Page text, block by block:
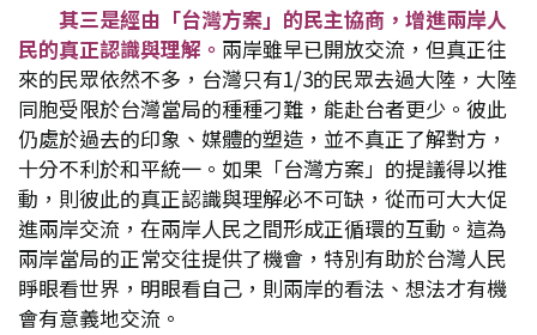
其三是經由「台灣方案」的民主協商，增進兩岸人
民的真正認識與理解。 兩岸雖早已開放交流，但真正往
來的民眾依然不多，台灣只有1/3的民眾去過大陸，大陸
同胞受限於台灣當局的種種刁難，能赴台者更少。彼此
仍處於過去的印象、媒體的塑造，並不真正了解對方，
十分不利於和平統一。如果「台灣方案」的提議得以推
動，則彼此的真正認識與理解必不可缺，從而可大大促
進兩岸交流，在兩岸人民之間形成正循環的互動。這為
兩岸當局的正常交往提供了機會，特別有助於台灣人民
睜眼看世界，明眼看自己，則兩岸的看法、想法才有機
會有意義地交流。